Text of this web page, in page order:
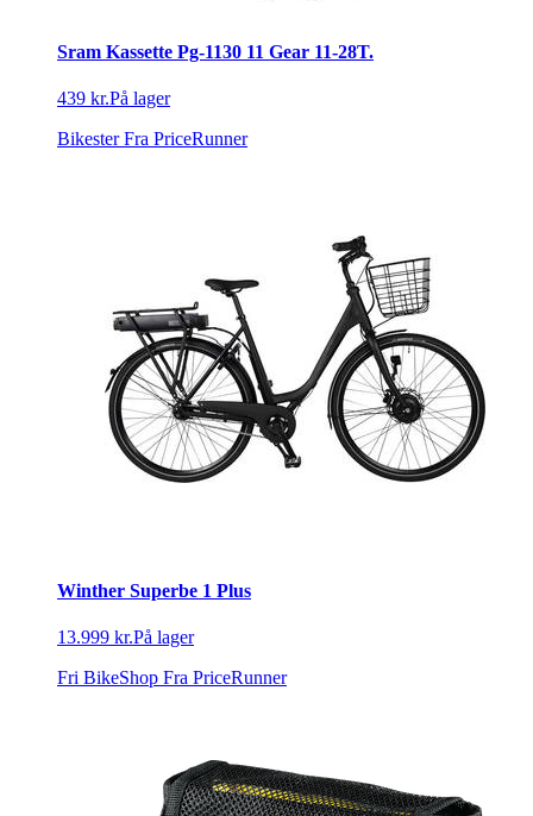
Sram Kassette Pg-1130 11 Gear 11-28T.
439 kr.På lager
Bikester Fra PriceRunner
Winther Superbe 1 Plus
13.999 kr.På lager
Fri BikeShop Fra PriceRunner